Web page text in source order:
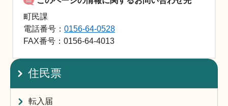
町民課
電話番号：0156-64-0528
FAX番号：0156-64-4013
住民票
転入届